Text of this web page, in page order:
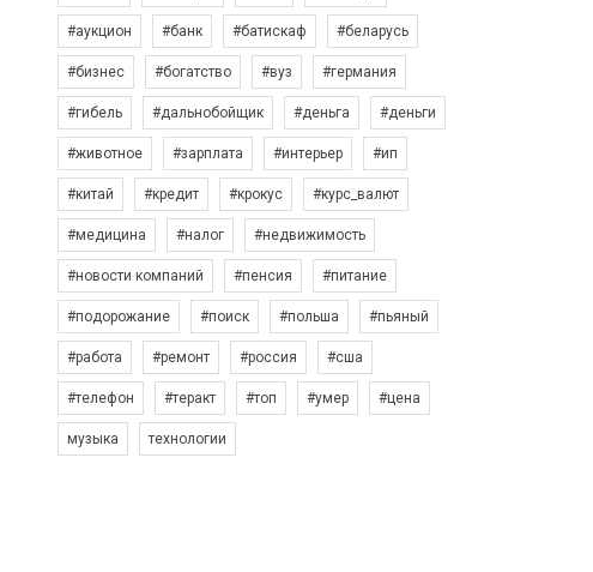
#аукцион #банк #батискаф #беларусь
#бизнес #богатство #вуз #германия
#гибель #дальнобойщик #деньга #деньги
#животное #зарплата #интерьер #ип
#китай #кредит #крокус #курс_валют
#медицина #налог #недвижимость
#новости компаний #пенсия #питание
#подорожание #поиск #польша #пьяный
#работа #ремонт #россия #сша
#телефон #теракт #топ #умер #цена
музыка технологии